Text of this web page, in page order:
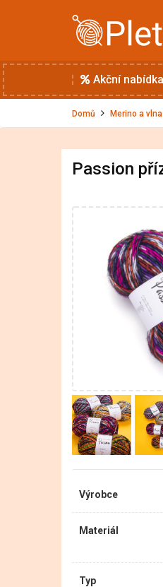
Akční nabídka
Domů Merino a vlna
Passion
Výrobce
Materiál
Typ